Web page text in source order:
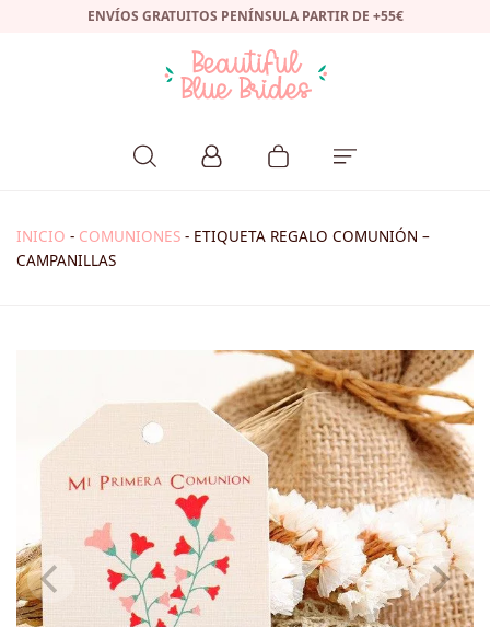
ENVÍOS GRATUITOS PENÍNSULA PARTIR DE +55€
INICIO - COMUNIONES - ETIQUETA REGALO COMUNIÓN –
CAMPANILLAS